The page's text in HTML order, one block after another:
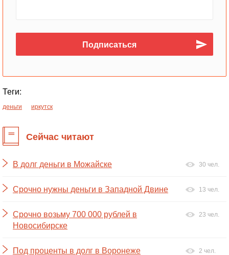
Теги:
деньги иркутск
Сейчас читают
В долг деньги в Можайске 30 чел.
Срочно нужны деньги в Западной Двине 13 чел.
Срочно возьму 700 000 рублей в
Новосибирске
23 чел.
Под проценты в долг в Воронеже 2 чел.